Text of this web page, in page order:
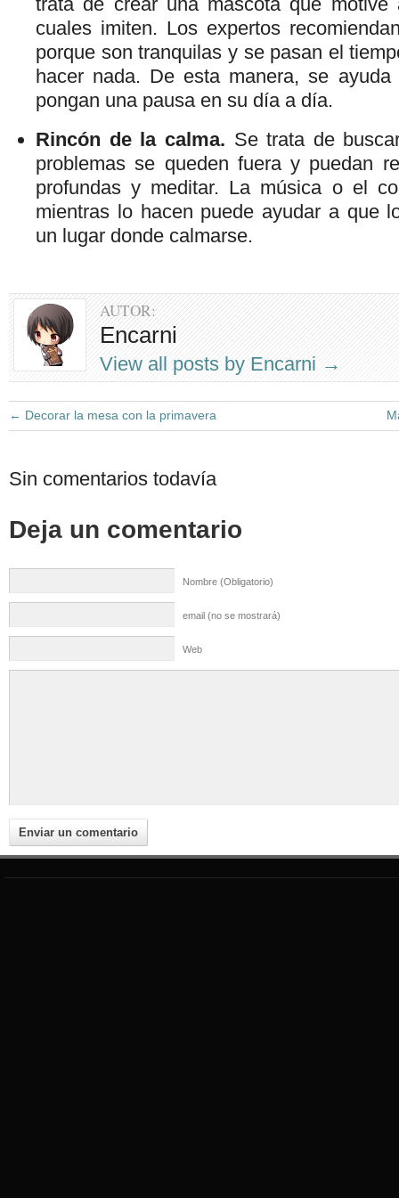
cuales imiten. Los expertos
porque son tranquilas y se pasan el
hacer nada. De esta manera, se
pongan una pausa en su día a día.
Rincón de la calma. Se trata de
problemas se queden fuera y puedan
profundas y meditar. La música o el
mientras lo hacen puede ayudar a que
un lugar donde calmarse.
AUTOR:
Encarni
View all posts by Encarni →
← Decorar la mesa con la primavera
Sin comentarios todavía
Deja un comentario
Nombre (Obligatorio)
email (no se mostrará)
Web